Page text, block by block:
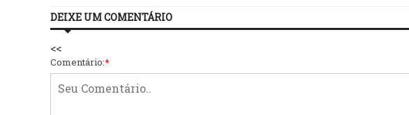
DEIXE UM COMENTÁRIO
<<
Comentário:*